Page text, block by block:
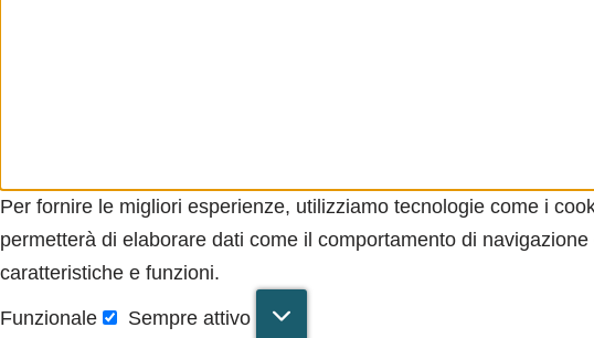
Per fornire le migliori esperienze, utilizziamo tecnologie come i
permetterà di elaborare dati come il comportamento di
caratteristiche e funzioni.
Funzionale Sempre attivo